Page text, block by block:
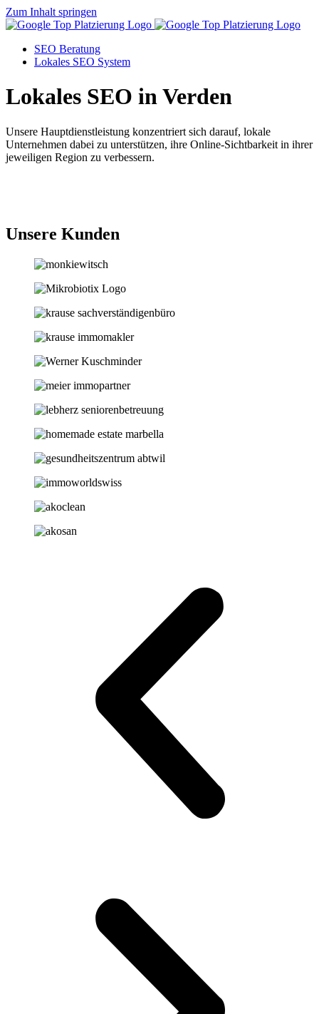
Zum Inhalt springen
SEO Beratung
Lokales SEO System
Lokales SEO in Verden
Unsere Hauptdienstleistung konzentriert sich darauf, lokale
Unternehmen dabei zu unterstützen, ihre Online-Sichtbarkeit in ihrer
jeweiligen Region zu verbessern.
Unsere Kunden